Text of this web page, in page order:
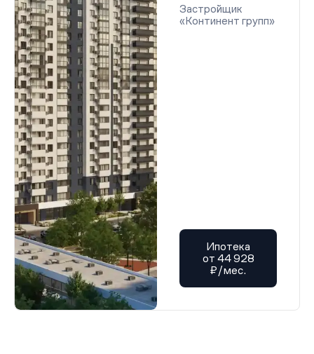
Застройщик
«Континент групп»
Ипотека
от 44 928
₽/мес.